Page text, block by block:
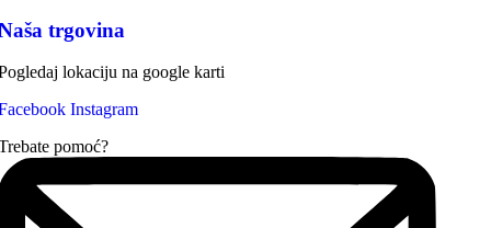
trgovina
lokaciju na google karti
Instagram
pomoć?